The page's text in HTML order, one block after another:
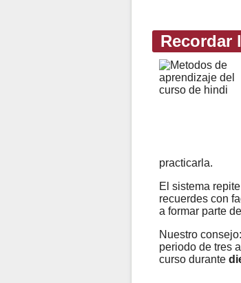
Recordar
practicarla.
El sistema
recuerdes con
a formar parte
Nuestro
periodo de tres
curso durante